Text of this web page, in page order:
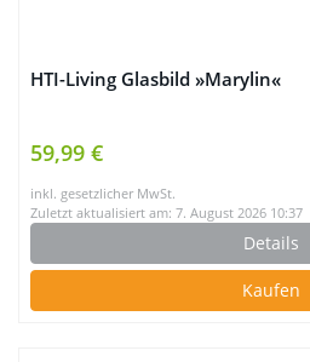
HTI-Living Glasbild »Marylin«
59,99 €
inkl. gesetzlicher MwSt.
Zuletzt aktualisiert am: 7. August 2026 10:37
Details
Kaufen